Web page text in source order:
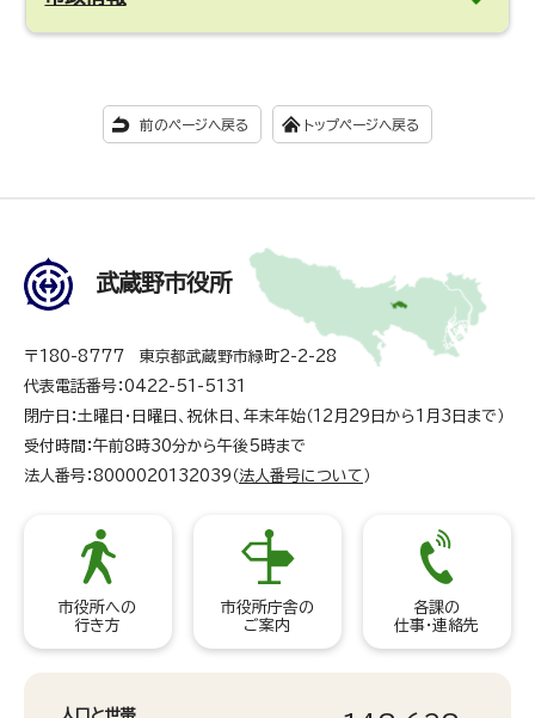
前のページへ戻る トップページへ戻る
武蔵野市役所
〒180-8777 東京都武蔵野市緑町2-2-28
代表電話番号：0422-51-5131
閉庁日：土曜日・日曜日、祝休日、年末年始（12月29日から1月3日まで）
受付時間：午前8時30分から午後5時まで
法人番号：8000020132039（ 法人番号について ）
市役所への
行き方
市役所庁舎の
ご案内
各課の
仕事・連絡先